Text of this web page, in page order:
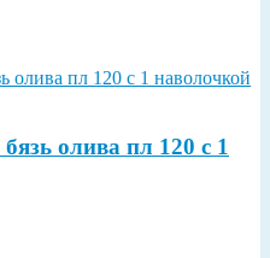
олива пл 120 с 1